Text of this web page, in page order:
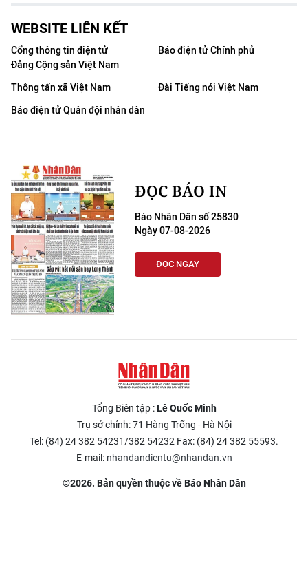
WEBSITE LIÊN KẾT
Cổng thông tin điện tử
Đảng Cộng sản Việt Nam
Báo điện tử Chính phủ
Thông tấn xã Việt Nam
Đài Tiếng nói Việt Nam
Báo điện tử Quân đội nhân dân
ĐỌC BÁO IN
Báo Nhân Dân số 25830
Ngày 07-08-2026
ĐỌC NGAY
Tổng Biên tập :Lê Quốc Minh
Trụ sở chính: 71 Hàng Trống - Hà Nội
Tel: (84) 24 382 54231/382 54232 Fax: (84) 24 382 55593.
E-mail: nhandandientu@nhandan.vn
©2026. Bản quyền thuộc về Báo Nhân Dân